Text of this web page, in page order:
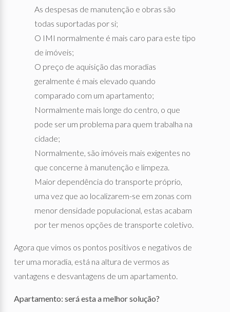
As despesas de manutenção e obras são
todas suportadas por si;
O IMI normalmente é mais caro para este tipo
de imóveis;
O preço de aquisição das moradias
geralmente é mais elevado quando
comparado com um apartamento;
Normalmente mais longe do centro, o que
pode ser um problema para quem trabalha na
cidade;
Normalmente, são imóveis mais exigentes no
que concerne à manutenção e limpeza.
Maior dependência do transporte próprio,
uma vez que ao localizarem-se em zonas com
menor densidade populacional, estas acabam
por ter menos opções de transporte coletivo.
Agora que vimos os pontos positivos e negativos de
ter uma moradia, está na altura de vermos as
vantagens e desvantagens de um apartamento.
Apartamento: será esta a melhor solução?